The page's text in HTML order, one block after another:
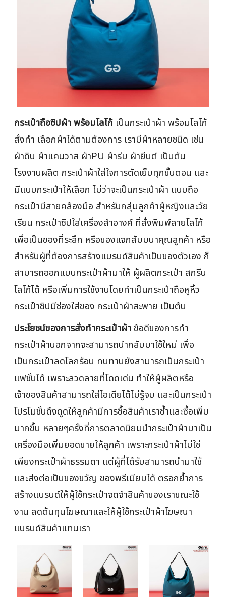
กระเป๋าถือซิปผ้า พร้อมโลโก้ เป็นกระเป๋าผ้า พร้อมโลโก้
สั่งทำ เลือกผ้าได้ตามต้องการ เรามีผ้าหลายชนิด เช่น
ผ้าดิบ ผ้าแคนวาส ผ้าPU ผ้าร่ม ผ้ายีนต์ เป็นต้น
โรงงานผลิต กระเป๋าผ้าใส่ใจการตัดเย็บทุกขั้นตอน และ
มีแบบกระเป๋าให้เลือก ไม่ว่าจะเป็นกระเป๋าผ้า แบบถือ
กระเป๋ามีสายคล้องมือ สำหรับกลุ่มลูกค้าผู้หญิงและวัย
เรียน กระเป๋าซิปใส่เครื่องสำอางค์ ที่สั่งพิมพ์ลายโลโก้
เพื่อเป็นของที่ระลึก หรือของแจกสัมมนาคุณลูกค้า หรือ
สำหรับผู้ที่ต้องการสร้างแบรนด์สินค้าเป็นของตัวเอง ก็
สามารถออกแบบกระเป๋าผ้ามาให้ ผู้ผลิตกระเป๋า สกรีน
โลโก้ได้ หรือเพิ่มการใช้งานโดยทำเป็นกระเป๋าถือหูหิ้ว
กระเป๋าซิปมีช่องใส่ของ กระเป๋าผ้าสะพาย เป็นต้น
ประโยชน์ของการสั่งทำกระเป๋าผ้าข้อดีของการทำ
กระเป๋าผ้านอกจากจะสามารถนำกลับมาใช้ใหม่ เพื่อ
เป็นกระเป๋าลดโลกร้อน ทนทานยังสามารถเป็นกระเป๋า
แฟชั่นได้ เพราะลวดลายที่โดดเด่น ทำให้ผู้ผลิตหรือ
เจ้าของสินค้าสามารถใส่ไอเดียได้ไม่รู้จบ และเป็นกระเป๋า
โปรโมชั่นดึงดูดให้ลูกค้ามีการซื้อสินค้าเราซ้ำและซื้อเพิ่ม
มากขึ้น หลายๆครั้งที่การตลาดนิยมนำกระเป๋าผ้ามาเป็น
เครื่องมือเพิ่มยอดขายให้ลูกค้า เพราะกระเป๋าผ้าไม่ใช่
เพียงกระเป๋าผ้าธรรมดา แต่ผู้ที่ได้รับสามารถนำมาใช้
และส่งต่อเป็นของขวัญ ของพรีเมียมได้ ตรอกย้ำการ
สร้างแบรนด์ให้ผู้ใช้กระเป๋าจดจำสินค้าของเราขณะใช้
งาน ลดต้นทุนโฆษณาและให้ผู้ใช้กระเป๋าผ้าโฆษณา
แบรนด์สินค้าแทนเรา